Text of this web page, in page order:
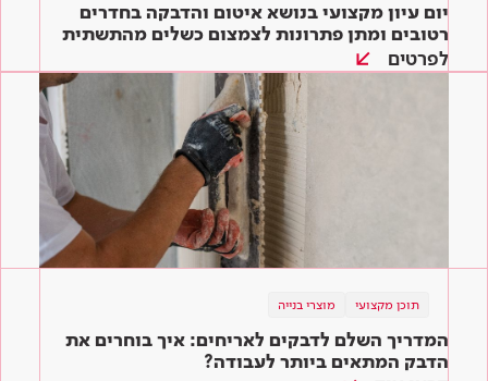
יום עיון מקצועי בנושא איטום והדבקה בחדרים
רטובים ומתן פתרונות לצמצום כשלים מהתשתית
ועד הגמר
לפרטים
תוכן מקצועי מוצרי בנייה
המדריך השלם לדבקים לאריחים: איך בוחרים את
הדבק המתאים ביותר לעבודה?